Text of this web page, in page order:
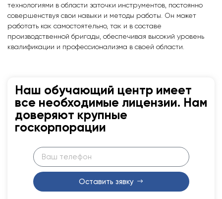
технологиями в области заточки инструментов, постоянно
совершенствуя свои навыки и методы работы. Он может
работать как самостоятельно, так и в составе
производственной бригады, обеспечивая высокий уровень
квалификации и профессионализма в своей области.
Наш обучающий центр имеет
все необходимые лицензии. Нам
доверяют крупные
госкорпорации
Оставить зявку